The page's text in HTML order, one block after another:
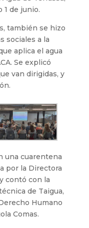
1 de junio.
también se hizo
sociales a la
aplica el agua
Se explicó
van dirigidas, y
una cuarentena
por la Directora
contó con la
de Taigua,
Humano
Comas.